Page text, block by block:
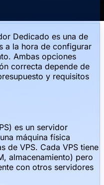
Dedicado es una de
a la hora de configurar
Ambas opciones
correcta depende de
y requisitos
es un servidor
máquina física
de VPS. Cada VPS tiene
almacenamiento) pero
con otros servidores